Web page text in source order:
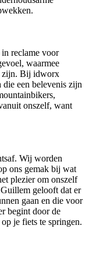
reclame voor
waarmee
zijn. Bij idworx
een belevenis zijn
onszelf, want
Wij worden
ons gemak bij wat
plezier om onszelf
gelooft dat er
gaan en die voor
begint door de
je fiets te springen.